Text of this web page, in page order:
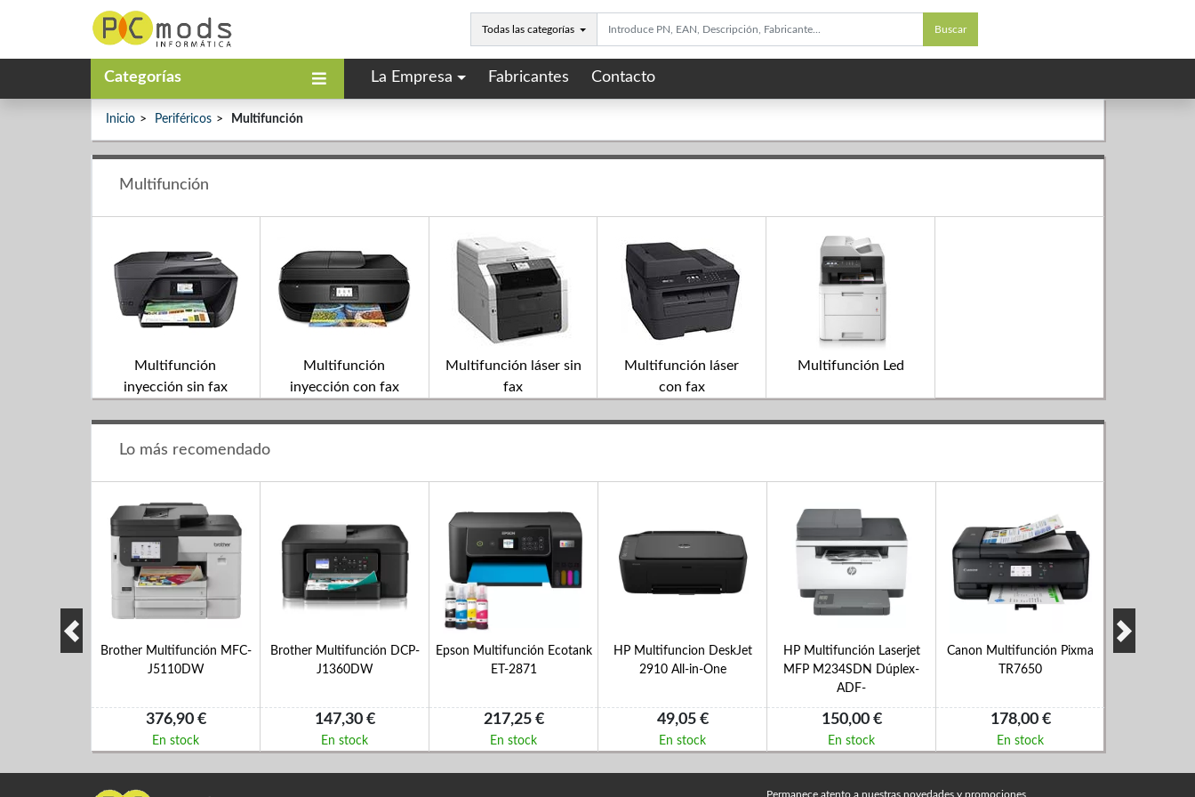
Todas las categorías Buscar
Categorías La Empresa Fabricantes Contacto
Inicio Periféricos Multifunción
Multifunción
Multifunción
inyección sin fax
Multifunción
inyección con fax
Multifunción láser sin
fax
Multifunción láser
con fax
Multifunción Led
Lo más recomendado
LaserJet
Brother Multifunción MFC-
J5110DW
376,90 €
En stock
Brother Multifunción DCP-
J1360DW
147,30 €
En stock
Epson Multifunción Ecotank
ET-2871
217,25 €
En stock
HP Multifuncion DeskJet
2910 All-in-One
49,05 €
En stock
HP Multifunción Laserjet
MFP M234SDN Dúplex-
ADF-
150,00 €
En stock
Canon Multifunción Pixma
TR7650
178,00 €
En stock
Epson
Permanece atento a nuestras novedades y promociones